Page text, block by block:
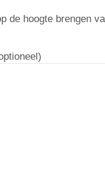
de hoogte brengen